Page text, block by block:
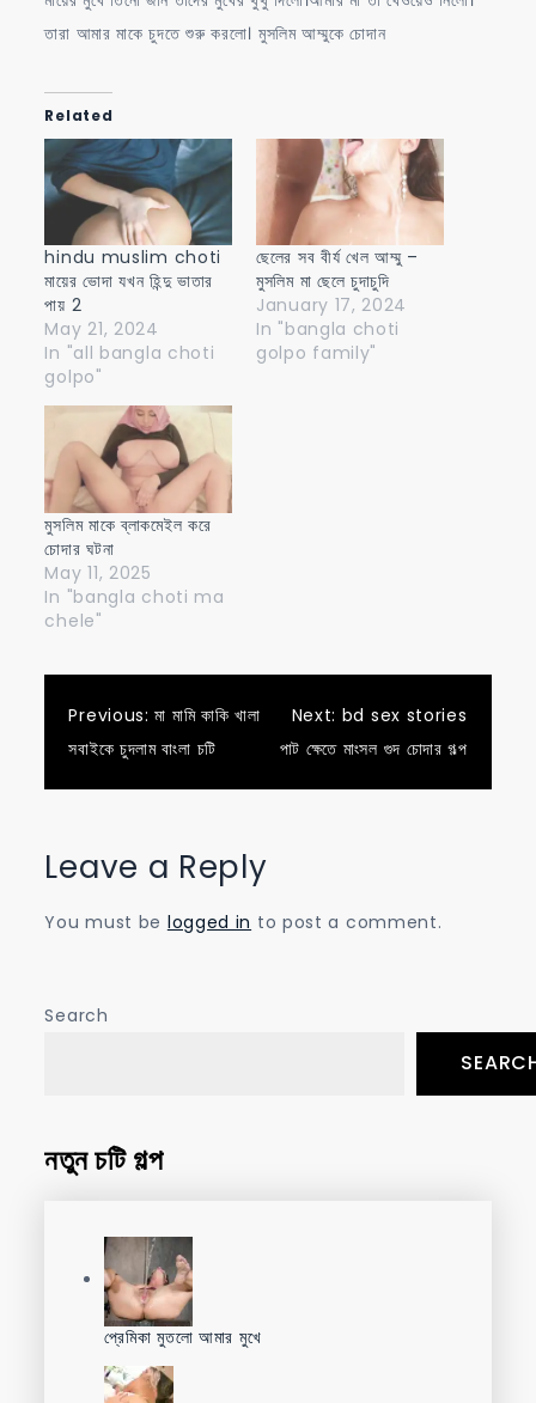
তারা আমার মাকে চুদতে শুরু করলো। মুসলিম আম্মুকে চোদান
Related
hindu muslim choti
মায়ের ভোদা যখন হিন্দু ভাতার
পায় 2
May 21, 2024
In "all bangla choti
golpo"
ছেলের সব বীর্য খেল আম্মু –
মুসলিম মা ছেলে চুদাচুদি
January 17, 2024
In "bangla choti
golpo family"
মুসলিম মাকে ব্লাকমেইল করে
চোদার ঘটনা
May 11, 2025
In "bangla choti ma
chele"
Post
navigation
Previous: মা মামি কাকি খালা
সবাইকে চুদলাম বাংলা চটি
Next: bd sex stories
পাট ক্ষেতে মাংসল গুদ চোদার গল্প
Leave a Reply
You must be logged in to post a comment.
Search
নতুন চটি গল্প
প্রেমিকা মুতলো আমার মুখে